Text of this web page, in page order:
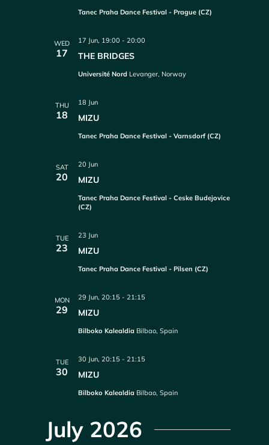
Tanec Praha Dance Festival - Prague (CZ)
WED
17 THE BRIDGES
17 Jun, 19:00 -20:00
Université Nord Levanger, Norway
THU
18 MIZU
18 Jun
Tanec Praha Dance Festival - Varnsdorf (CZ)
SAT
20 MIZU
20 Jun
Tanec Praha Dance Festival - Ceske Budejovice
(CZ)
TUE
23 MIZU
23 Jun
Tanec Praha Dance Festival - Pilsen (CZ)
MON
29 MIZU
29 Jun, 20:15 -21:15
Bilboko Kalealdia Bilbao, Spain
TUE
30 MIZU
30 Jun, 20:15 -21:15
Bilboko Kalealdia Bilbao, Spain
July 2026